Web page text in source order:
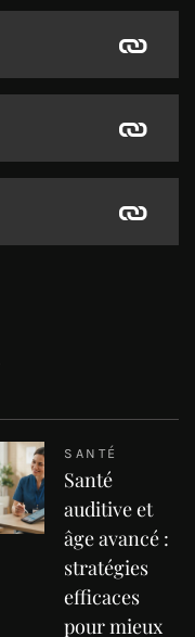
SANTÉ
Santé
auditive et
âge avancé :
stratégies
efficaces
pour mieux